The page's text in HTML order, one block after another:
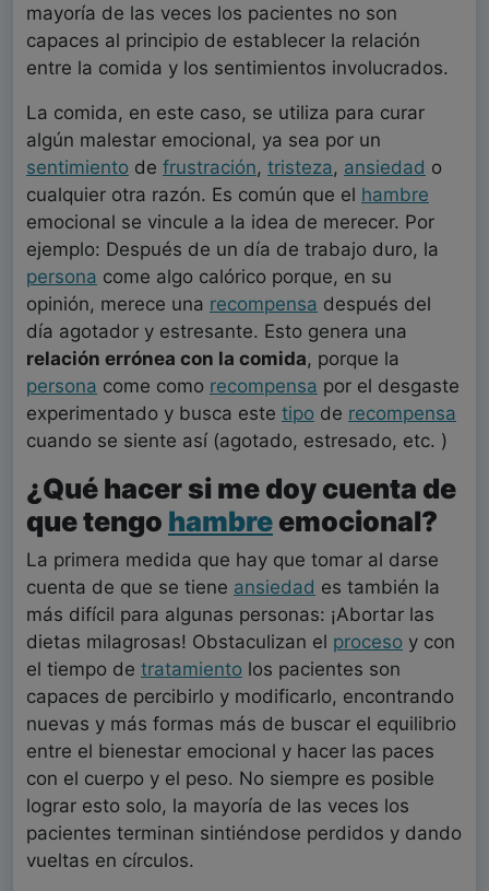
mayoría de las veces los pacientes no son
capaces al principio de establecer la relación
entre la comida y los sentimientos involucrados.
La comida, en este caso, se utiliza para curar
algún malestar emocional, ya sea por un
sentimiento de frustración, tristeza, ansiedad o
cualquier otra razón. Es común que el hambre
emocional se vincule a la idea de merecer. Por
ejemplo: Después de un día de trabajo duro, la
persona come algo calórico porque, en su
opinión, merece una recompensa después del
día agotador y estresante. Esto genera una
relación errónea con la comida, porque la
persona come como recompensa por el desgaste
experimentado y busca este tipo de recompensa
cuando se siente así (agotado, estresado, etc. )
¿Qué hacer si me doy cuenta de
que tengo hambre emocional?
La primera medida que hay que tomar al darse
cuenta de que se tiene ansiedad es también la
más difícil para algunas personas: ¡Abortar las
dietas milagrosas! Obstaculizan el proceso y con
el tiempo de tratamiento los pacientes son
capaces de percibirlo y modificarlo, encontrando
nuevas y más formas más de buscar el equilibrio
entre el bienestar emocional y hacer las paces
con el cuerpo y el peso. No siempre es posible
lograr esto solo, la mayoría de las veces los
pacientes terminan sintiéndose perdidos y dando
vueltas en círculos.